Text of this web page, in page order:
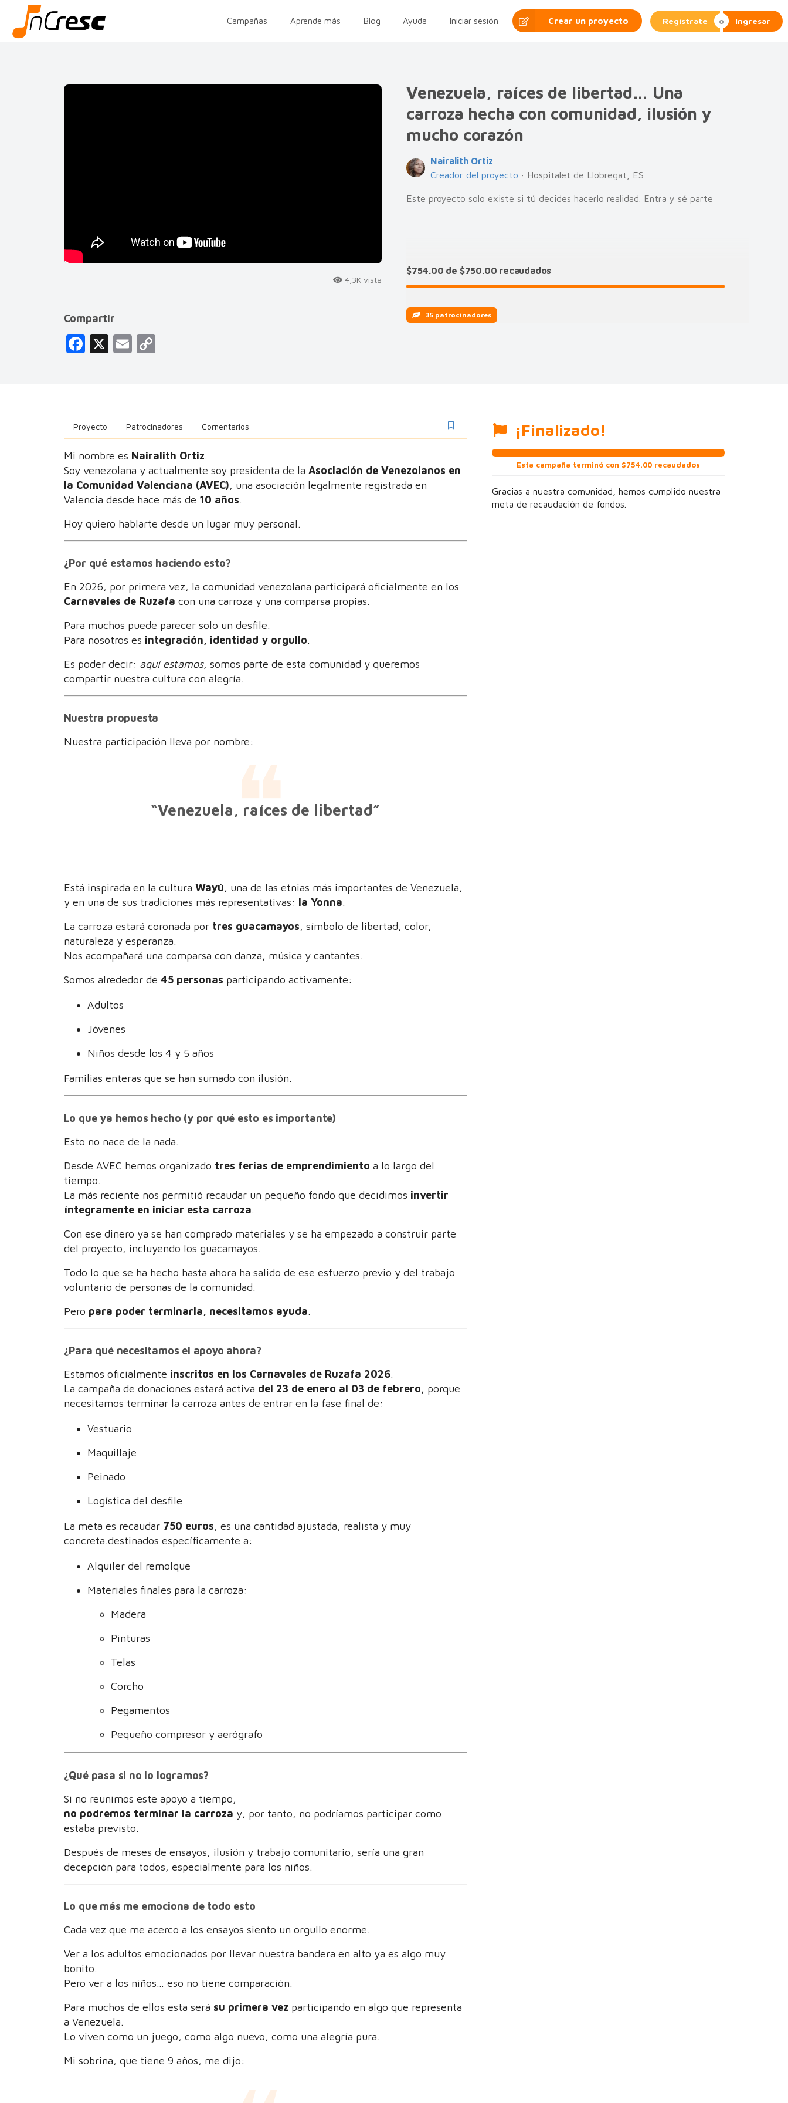
Campañas Aprende más Blog Ayuda Iniciar sesión Crear un proyecto Regístrate Ingresar
4,3K vista
Compartir
F
o
o
k
X E C
Li
n
k
Venezuela, raíces de libertad… Una
carroza hecha con comunidad, ilusión y
mucho corazón
Nairalith Ortiz
Creador del proyecto · Hospitalet de Llobregat, ES
Este proyecto solo existe si tú decides hacerlo realidad. Entra y sé parte
$754.00 de $750.00 recaudados
35 patrocinadores
Proyecto Patrocinadores Comentarios
Mi nombre es Nairalith Ortiz.
Soy venezolana y actualmente soy presidenta de la Asociación de Venezolanos en
la Comunidad Valenciana (AVEC), una asociación legalmente registrada en
Valencia desde hace más de 10 años.
Hoy quiero hablarte desde un lugar muy personal.
¿Por qué estamos haciendo esto?
En 2026, por primera vez, la comunidad venezolana participará oficialmente en los
Carnavales de Ruzafa con una carroza y una comparsa propias.
Para muchos puede parecer solo un desfile.
Para nosotros es integración, identidad y orgullo.
Es poder decir: aquí estamos, somos parte de esta comunidad y queremos
compartir nuestra cultura con alegría.
Nuestra propuesta
Nuestra participación lleva por nombre:
“Venezuela, raíces de libertad”
Está inspirada en la cultura Wayú, una de las etnias más importantes de Venezuela,
y en una de sus tradiciones más representativas: la Yonna.
La carroza estará coronada por tres guacamayos, símbolo de libertad, color,
naturaleza y esperanza.
Nos acompañará una comparsa con danza, música y cantantes.
Somos alrededor de 45 personas participando activamente:
Adultos
Jóvenes
Niños desde los 4 y 5 años
Familias enteras que se han sumado con ilusión.
Lo que ya hemos hecho (y por qué esto es importante)
Esto no nace de la nada.
Desde AVEC hemos organizado tres ferias de emprendimiento a lo largo del
tiempo.
La más reciente nos permitió recaudar un pequeño fondo que decidimos invertir
íntegramente en iniciar esta carroza.
Con ese dinero ya se han comprado materiales y se ha empezado a construir parte
del proyecto, incluyendo los guacamayos.
Todo lo que se ha hecho hasta ahora ha salido de ese esfuerzo previo y del trabajo
voluntario de personas de la comunidad.
Pero para poder terminarla, necesitamos ayuda.
¿Para qué necesitamos el apoyo ahora?
Estamos oficialmente inscritos en los Carnavales de Ruzafa 2026.
La campaña de donaciones estará activa del 23 de enero al 03 de febrero, porque
necesitamos terminar la carroza antes de entrar en la fase final de:
Vestuario
Maquillaje
Peinado
Logística del desfile
La meta es recaudar 750 euros, es una cantidad ajustada, realista y muy
concreta.destinados específicamente a:
Alquiler del remolque
Materiales finales para la carroza:
Madera
Pinturas
Telas
Corcho
Pegamentos
Pequeño compresor y aerógrafo
¿Qué pasa si no lo logramos?
Si no reunimos este apoyo a tiempo,
no podremos terminar la carroza y, por tanto, no podríamos participar como
estaba previsto.
Después de meses de ensayos, ilusión y trabajo comunitario, sería una gran
decepción para todos, especialmente para los niños.
Lo que más me emociona de todo esto
Cada vez que me acerco a los ensayos siento un orgullo enorme.
Ver a los adultos emocionados por llevar nuestra bandera en alto ya es algo muy
bonito.
Pero ver a los niños… eso no tiene comparación.
Para muchos de ellos esta será su primera vez participando en algo que representa
a Venezuela.
Lo viven como un juego, como algo nuevo, como una alegría pura.
Mi sobrina, que tiene 9 años, me dijo:
¡Finalizado!
Esta campaña terminó con $754.00 recaudados
Gracias a nuestra comunidad, hemos cumplido nuestra
meta de recaudación de fondos.